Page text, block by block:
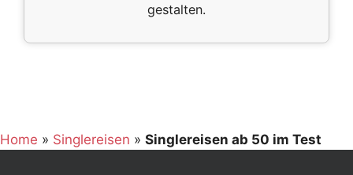
gestalten.
Home » Singlereisen » Singlereisen ab 50 im Test